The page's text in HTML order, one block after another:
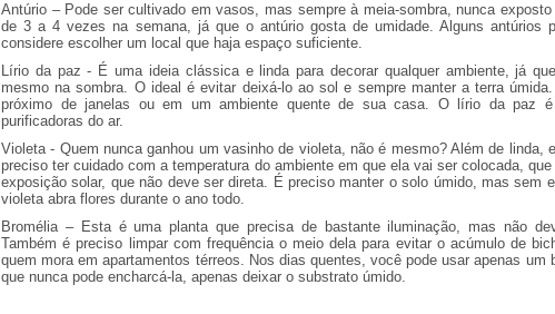
Antúrio – Pode ser cultivado em vasos, mas sempre à meia-sombra, nunca
de 3 a 4 vezes na semana, já que o antúrio gosta de umidade. Alguns antúrios
considere escolher um local que haja espaço suficiente.
Lírio da paz - É uma ideia clássica e linda para decorar qualquer ambiente, já
mesmo na sombra. O ideal é evitar deixá-lo ao sol e sempre manter a terra
próximo de janelas ou em um ambiente quente de sua casa. O lírio da paz é
purificadoras do ar.
Violeta - Quem nunca ganhou um vasinho de violeta, não é mesmo? Além de linda,
preciso ter cuidado com a temperatura do ambiente em que ela vai ser colocada,
exposição solar, que não deve ser direta. É preciso manter o solo úmido, mas sem
violeta abra flores durante o ano todo.
Bromélia – Esta é uma planta que precisa de bastante iluminação, mas não
Também é preciso limpar com frequência o meio dela para evitar o acúmulo de
quem mora em apartamentos térreos. Nos dias quentes, você pode usar apenas um
que nunca pode encharcá-la, apenas deixar o substrato úmido.